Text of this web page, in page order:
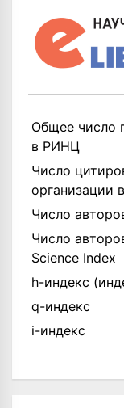
Общее число
в РИНЦ
Число
организации
Число
Число
Science Index
h-индекс
q-индекс
i-индекс